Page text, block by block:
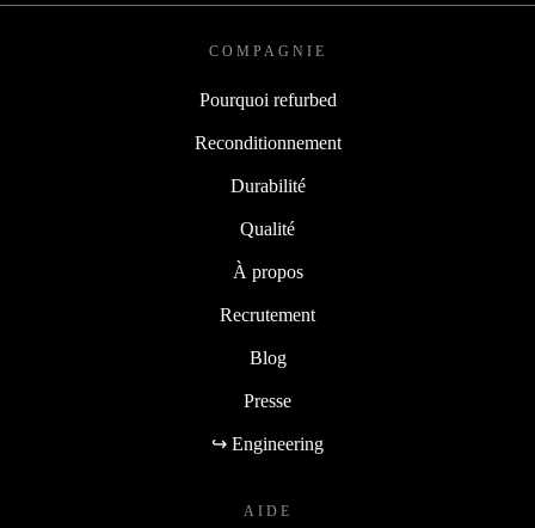
COMPAGNIE
Pourquoi refurbed
Reconditionnement
Durabilité
Qualité
À propos
Recrutement
Blog
Presse
↪ Engineering
AIDE